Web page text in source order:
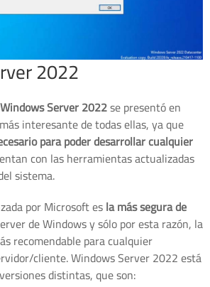
2022
Windows Server 2022se presentó en
interesante de todas ellas, ya que
para poder desarrollar cualquier
con las herramientas actualizadas
sistema.
por Microsoft esla más segura de
de Windows y sólo por esta razón, la
recomendable para cualquier
cliente. Windows Server 2022 está
distintas, que son: